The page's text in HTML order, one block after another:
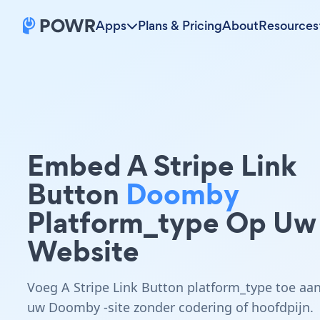
Apps Plans & PricingAboutResources
Embed A Stripe Link
Button Doomby
Platform_type Op Uw
Website
Voeg A Stripe Link Button platform_type toe
uw Doomby -site zonder codering of hoofdpijn.